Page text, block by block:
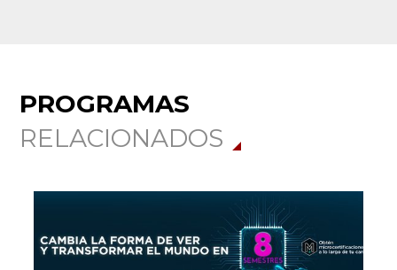
PROGRAMAS
RELACIONADOS